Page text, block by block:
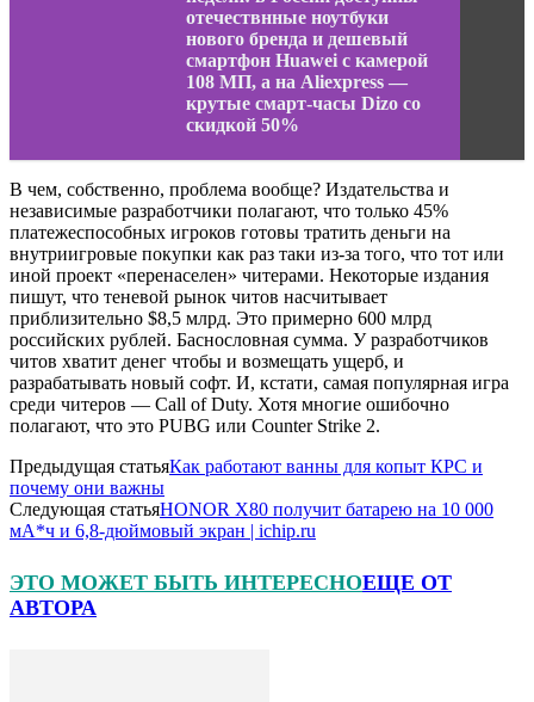
отечествнные ноутбуки
нового бренда и дешевый
смартфон Huawei с камерой
108 МП, а на Aliexpress —
крутые смарт-часы Dizo со
скидкой 50%
В чем, собственно, проблема вообще? Издательства и
независимые разработчики полагают, что только 45%
платежеспособных игроков готовы тратить деньги на
внутриигровые покупки как раз таки из-за того, что тот или
иной проект «перенаселен» читерами. Некоторые издания
пишут, что теневой рынок читов насчитывает
приблизительно $8,5 млрд. Это примерно 600 млрд
российских рублей. Баснословная сумма. У разработчиков
читов хватит денег чтобы и возмещать ущерб, и
разрабатывать новый софт. И, кстати, самая популярная игра
среди читеров — Call of Duty. Хотя многие ошибочно
полагают, что это PUBG или Counter Strike 2.
Предыдущая статьяКак работают ванны для копыт КРС и
почему они важны
Следующая статьяHONOR X80 получит батарею на 10 000
мА*ч и 6,8-дюймовый экран | ichip.ru
ЭТО МОЖЕТ БЫТЬ ИНТЕРЕСНОЕЩЕ ОТ
АВТОРА